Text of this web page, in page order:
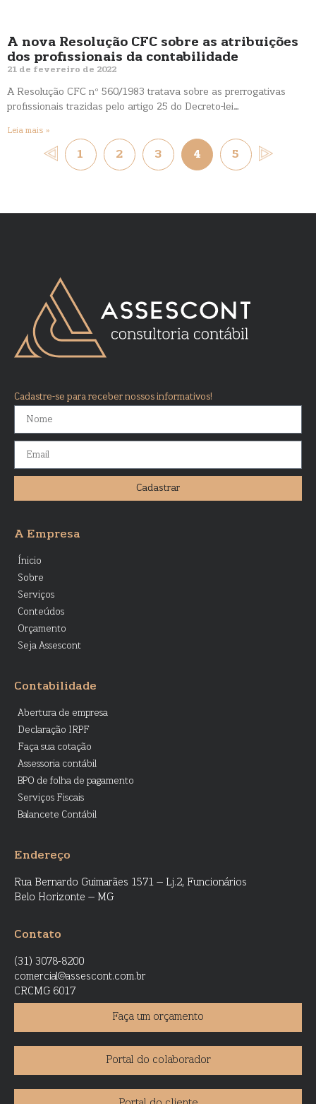
A nova Resolução CFC sobre as atribuições
dos profissionais da contabilidade
21 de fevereiro de 2022
A Resolução CFC nº 560/1983 tratava sobre as prerrogativas
profissionais trazidas pelo artigo 25 do Decreto-lei…
Leia mais »
1 2 3 4 5
Cadastre-se para receber nossos informativos!
Cadastrar
A Empresa
Ínicio
Sobre
Serviços
Conteúdos
Orçamento
Seja Assescont
Contabilidade
Abertura de empresa
Declaração IRPF
Faça sua cotação
Assessoria contábil
BPO de folha de pagamento
Serviços Fiscais
Balancete Contábil
Endereço
Rua Bernardo Guimarães 1571 – Lj.2, Funcionários
Belo Horizonte – MG
Contato
(31) 3078-8200
comercial@assescont.com.br
CRCMG 6017
Faça um orçamento
Portal do colaborador